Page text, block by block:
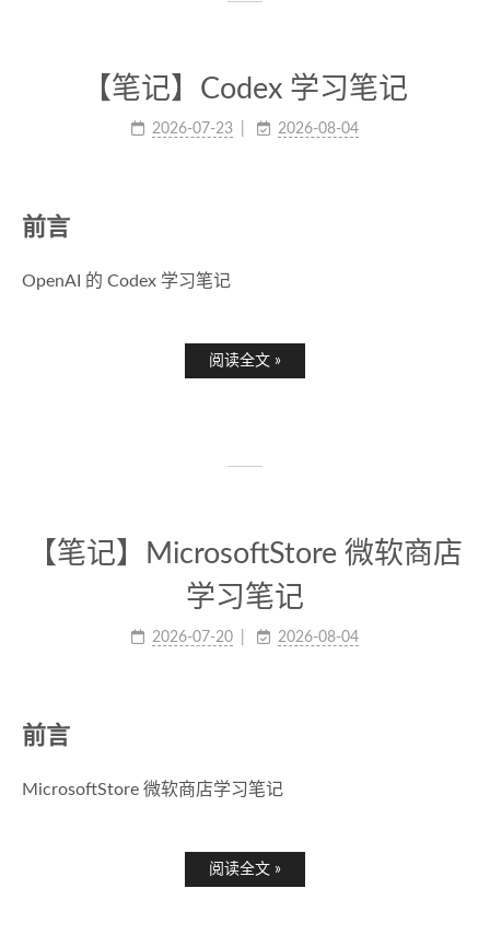
【笔记】Codex 学习笔记
2026-07-23 2026-08-04
前言
OpenAI 的 Codex 学习笔记
阅读全文 »
【笔记】MicrosoftStore 微软商店
学习笔记
2026-07-20 2026-08-04
前言
MicrosoftStore 微软商店学习笔记
阅读全文 »